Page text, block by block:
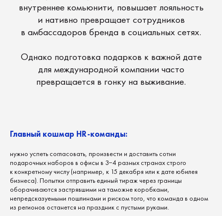
Главный кошмар HR-команды:
нужно успеть согласовать, произвести и доставить сотни
подарочных наборов в офисы в 3−4 разных странах строго
к конкретному числу (например, к 15 декабря или к дате юбилея
бизнеса). Попытки отправить единый тираж через границы
оборачиваются застрявшими на таможне коробками,
непредсказуемыми пошлинами и риском того, что команда в одном
из регионов останется на праздник с пустыми руками.